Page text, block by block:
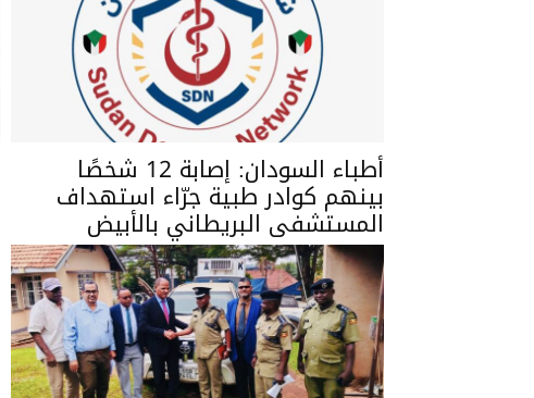
أطباء السودان: إصابة 12 شخصًا
بينهم كوادر طبية جرّاء استهداف
المستشفى البريطاني بالأبيض